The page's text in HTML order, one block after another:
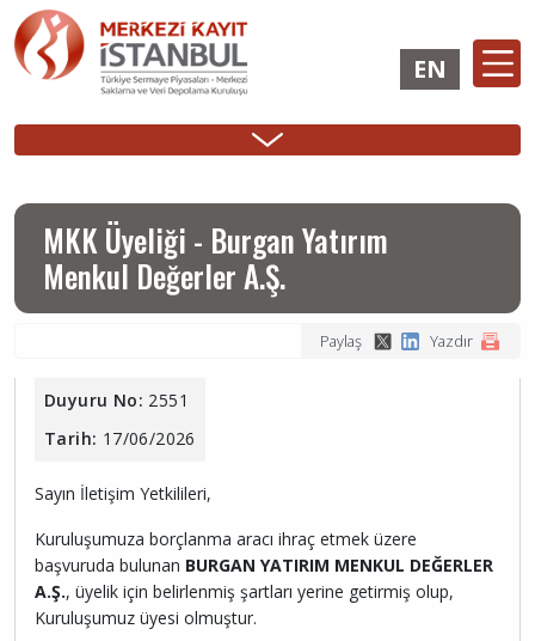
Ana
içeriğe
atla
ÜYELİK
İşlemleri
İHRAÇÇI
Girişi
YATIRIMCI
Girişi
Ana
gezinti
EN
Sidebar
MKK Üyeliği - Burgan Yatırım
Menkul Değerler A.Ş.
Paylaş Yazdır
Duyuru No: 2551
Tarih: 17/06/2026
Sayın İletişim Yetkilileri,
Kuruluşumuza borçlanma aracı ihraç etmek üzere
başvuruda bulunan BURGAN YATIRIM MENKUL DEĞERLER
A.Ş., üyelik için belirlenmiş şartları yerine getirmiş olup,
Kuruluşumuz üyesi olmuştur.